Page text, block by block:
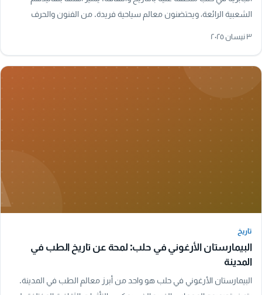
الشعبية الرائعة، ويحتضنون معالم سياحية فريدة. من الفنون والحرف
٣ نيسان ٢٠٢٥
تاريخ
البيمارستان الأرغوني في حلب: لمحة عن تاريخ الطب في
المدينة
البيمارستان الأرغوني في حلب هو واحد من أبرز معالم الطب في المدينة.